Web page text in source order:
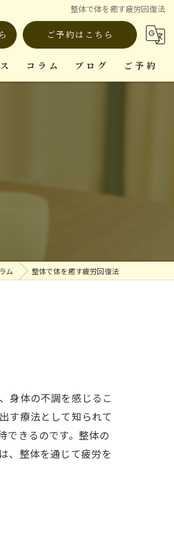
整体で体を癒す疲労回復法
ご予約はこちら
コラム ブログ ご予約
ム 整体で体を癒す疲労回復法
身体の不調を感じるこ
す療法として知られて
できるのです。整体の
、整体を通じて疲労を